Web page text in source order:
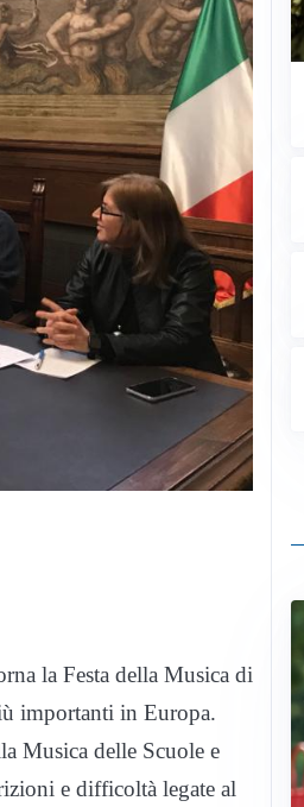
la Festa della Musica di
importanti in Europa.
Musica delle Scuole e
e difficoltà legate al